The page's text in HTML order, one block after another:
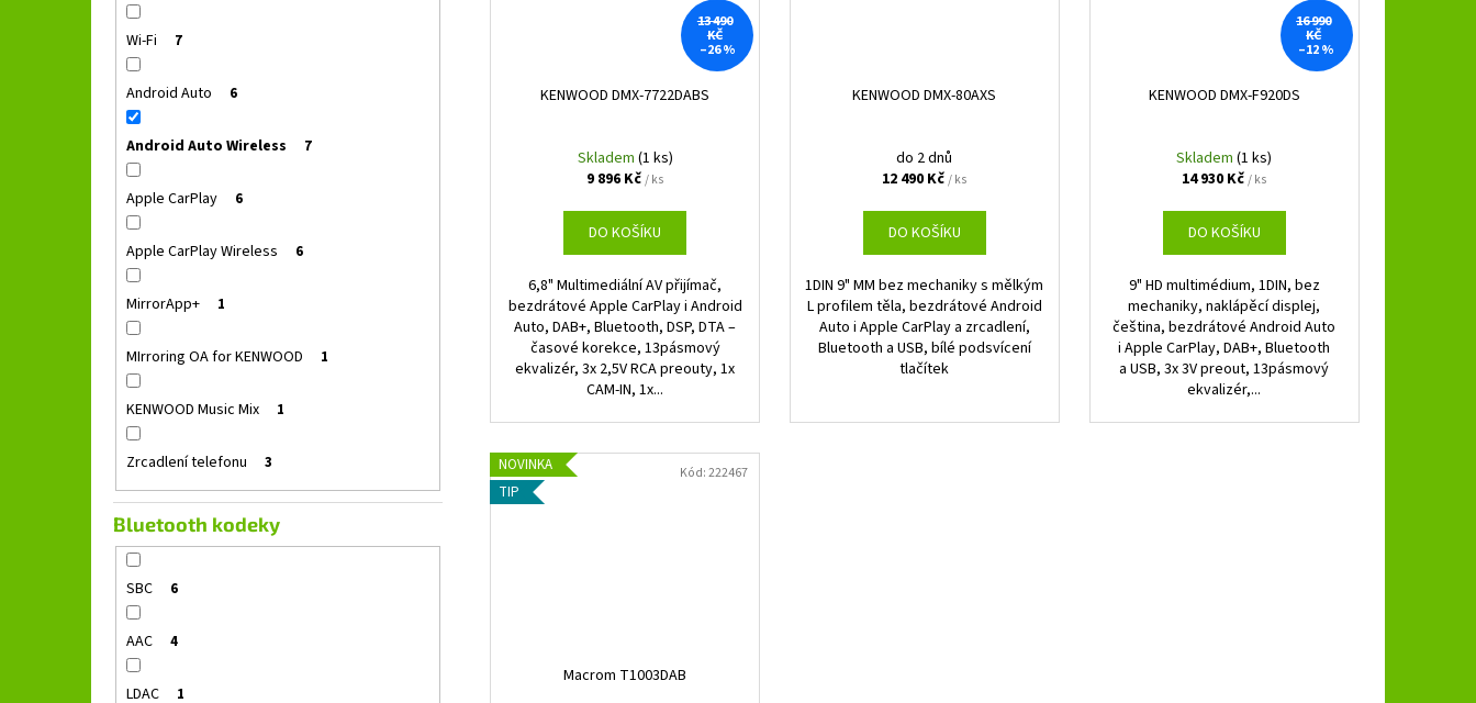
Wi-Fi 7
Android Auto 6
Android Auto Wireless 7
Apple CarPlay 6
Apple CarPlay Wireless 6
MirrorApp+ 1
MIrroring OA for KENWOOD 1
KENWOOD Music Mix 1
Zrcadlení telefonu 3
Bluetooth kodeky
SBC 6
AAC 4
LDAC 1
13 490
KČ
–26 %
KENWOOD DMX-7722DABS
Skladem (1 ks)
9 896 Kč/ ks
DO KOŠÍKU
6,8" Multimediální AV přijímač,
bezdrátové Apple CarPlay i Android
Auto, DAB+, Bluetooth, DSP, DTA –
časové korekce, 13pásmový
ekvalizér, 3x 2,5V RCA preouty, 1x
CAM-IN, 1x...
KENWOOD DMX-80AXS
do 2 dnů
12 490 Kč/ ks
DO KOŠÍKU
1DIN 9" MM bez mechaniky s mělkým
L profilem těla, bezdrátové Android
Auto i Apple CarPlay a zrcadlení,
Bluetooth a USB, bílé podsvícení
tlačítek
16 990
KČ
–12 %
KENWOOD DMX-F920DS
Skladem(1 ks)
14 930 Kč/ ks
DO KOŠÍKU
9" HD multimédium, 1DIN, bez
mechaniky, naklápěcí displej,
čeština, bezdrátové Android Auto
i Apple CarPlay, DAB+, Bluetooth
a USB, 3x 3V preout, 13pásmový
ekvalizér,...
NOVINKA
TIP
Macrom T1003DAB
Kód:222467